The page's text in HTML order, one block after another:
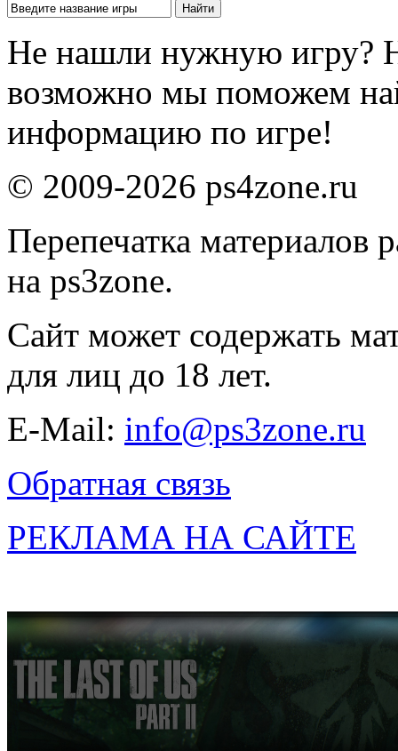
Не нашли нужную игру?
возможно мы поможем
информацию по игре!
© 2009-2026 ps4zone.ru
Перепечатка материалов
на ps3zone.
Сайт может содержать
для лиц до 18 лет.
E-Mail: info@ps3zone.ru
Обратная связь
РЕКЛАМА НА САЙТЕ